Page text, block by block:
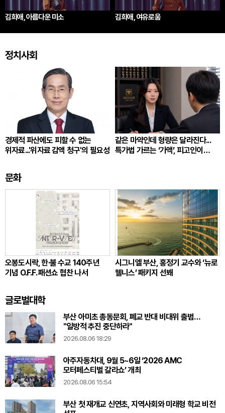
김희애, 아름다운 미소 김희애, 여유로움
정치사회
경제적 파산에도 피할 수 없는
위자료...'위자료 감액 청구'의 필요성
같은 마약인데 형량은 달라진다...
특가법 가르는 ‘가액’, 피고인이
문화
오봉도시락, 한·불 수교 140주년
기념 O.F.F. 패션쇼 협찬 나서
시그니엘 부산, 홍정기 교수와 ‘뉴로
웰니스’ 패키지 선봬
글로벌대학
부산 아미초 총동문회, 폐교 반대 비대위 출범…
"일방적 추진 중단하라"
2026.08.06 18:29
아주자동차대, 9월 5~6일 ‘2026 AMC
모터페스티벌 갈라쇼’ 개최
2026.08.06 15:54
부산 첫 재개교 신연초, 지역사회와 미래형 학교 비전